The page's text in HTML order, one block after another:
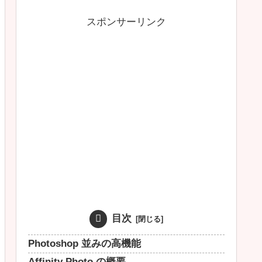
スポンサーリンク
目次
Photoshop 並みの高機能